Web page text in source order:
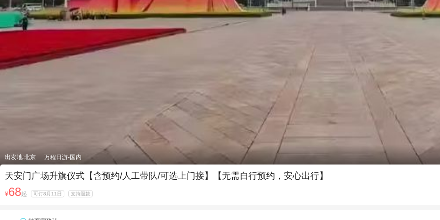
出发地:北京 万程日游-国内
天安门广场升旗仪式【含预约/人工带队/可选上门接】【无需自行预约，安心出行】
¥68起 可订8月11日 支持退款